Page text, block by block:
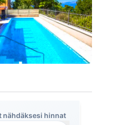
nähdäksesi hinnat